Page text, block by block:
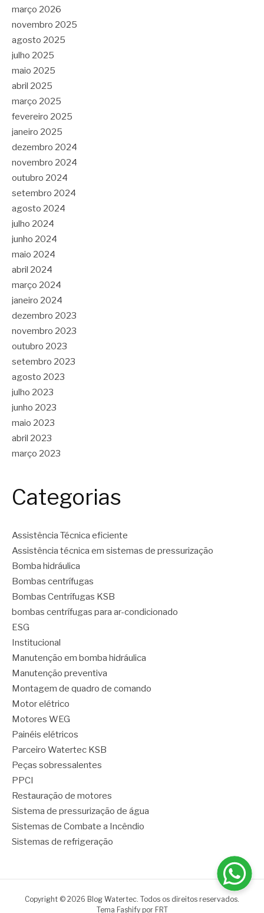
março 2026
novembro 2025
agosto 2025
julho 2025
maio 2025
abril 2025
março 2025
fevereiro 2025
janeiro 2025
dezembro 2024
novembro 2024
outubro 2024
setembro 2024
agosto 2024
julho 2024
junho 2024
maio 2024
abril 2024
março 2024
janeiro 2024
dezembro 2023
novembro 2023
outubro 2023
setembro 2023
agosto 2023
julho 2023
junho 2023
maio 2023
abril 2023
março 2023
Categorias
Assistência Técnica eficiente
Assistência técnica em sistemas de pressurização
Bomba hidráulica
Bombas centrífugas
Bombas Centrífugas KSB
bombas centrífugas para ar-condicionado
ESG
Institucional
Manutenção em bomba hidráulica
Manutenção preventiva
Montagem de quadro de comando
Motor elétrico
Motores WEG
Painéis elétricos
Parceiro Watertec KSB
Peças sobressalentes
PPCI
Restauração de motores
Sistema de pressurização de água
Sistemas de Combate a Incêndio
Sistemas de refrigeração
Copyright © 2026 Blog Watertec. Todos os direitos reservados.
Tema Fashify por FRT